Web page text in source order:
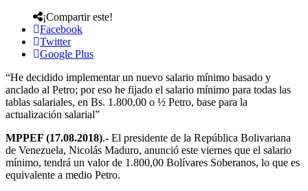
¡Compartir este!
Facebook
Twitter
Google Plus
“He decidido implementar un nuevo salario mínimo basado y
anclado al Petro; por eso he fijado el salario mínimo para todas las
tablas salariales, en Bs. 1.800,00 o ½ Petro, base para la
actualización salarial”
MPPEF (17.08.2018).- El presidente de la República Bolivariana
de Venezuela, Nicolás Maduro, anunció este viernes que el salario
mínimo, tendrá un valor de 1.800,00 Bolívares Soberanos, lo que es
equivalente a medio Petro.